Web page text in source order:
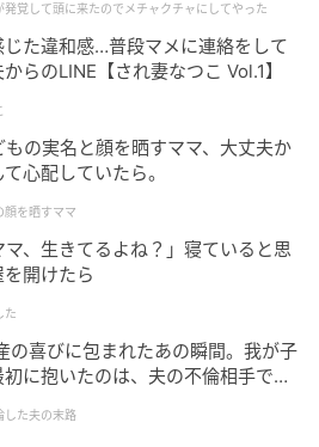
品も販売。
たメンチカツと、風味豊かな
。
出店】大阪府「くしよし
て揚げた串カツの『おまかせ
）。口当たりはあっさりと軽
のが特徴です。
てやった
発覚して頭に来たのでメチャクチャにしてやった
じた違和感…普段マメに連絡をして
らのLINE【され妻なつこ Vol.1】
の実名と顔を晒すママ、大丈夫か
心配していたら。
顔を晒すママ
、生きてるよね？」寝ていると思
開けたら
た
喜びに包まれたあの瞬間。我が子
に抱いたのは、夫の不倫相手でし
した夫の末路